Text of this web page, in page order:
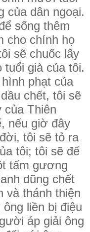
của dân ngoại.
sống thêm
cho chính họ
sẽ chuốc lấy
già của tôi.
phạt của
chết, tôi sẽ
của Thiên
nếu giờ đây
tôi sẽ tỏ ra
tôi; tôi sẽ để
tấm gương
dũng chết
và thánh thiện
ông liền bị điệu
áp giải ông